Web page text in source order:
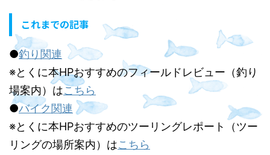
これまでの記事
●釣り関連
※とくに本HPおすすめのフィールドレビュー（釣り
場案内）はこちら
●バイク関連
※とくに本HPおすすめのツーリングレポート（ツー
リングの場所案内）はこちら